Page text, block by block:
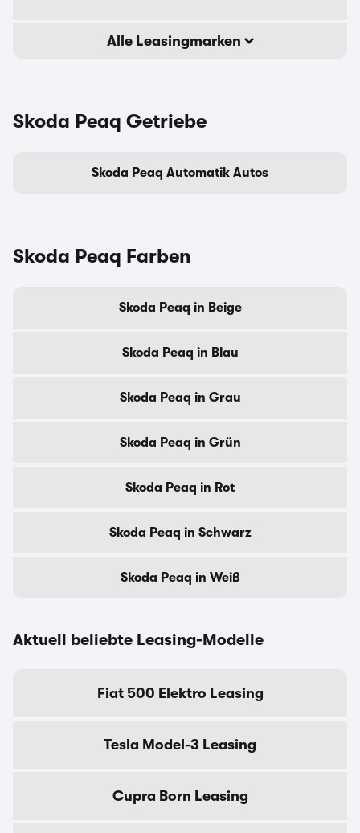
Alle Leasingmarken
Skoda Peaq Getriebe
Skoda Peaq Automatik Autos
Skoda Peaq Farben
Skoda Peaq in Beige
Skoda Peaq in Blau
Skoda Peaq in Grau
Skoda Peaq in Grün
Skoda Peaq in Rot
Skoda Peaq in Schwarz
Skoda Peaq in Weiß
Aktuell beliebte Leasing-Modelle
Fiat 500 Elektro Leasing
Tesla Model-3 Leasing
Cupra Born Leasing